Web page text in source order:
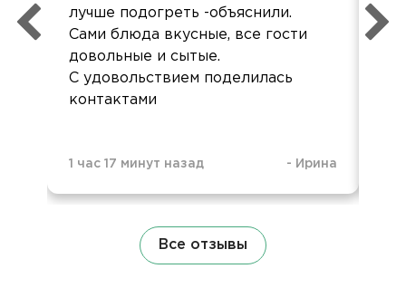
лучше подогреть -объяснили.
Сами блюда вкусные, все гости
довольные и сытые.
С удовольствием поделилась
контактами
1 час 17 минут назад - Ирина
Все отзывы